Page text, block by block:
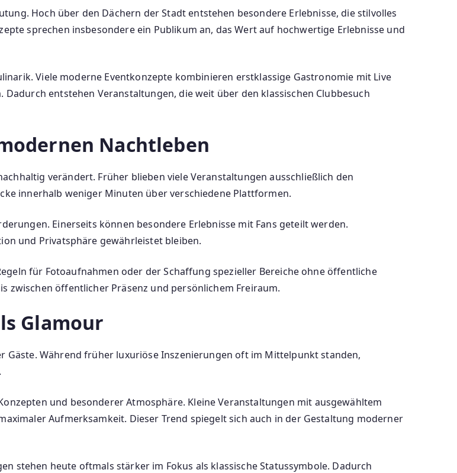
Hoch über den Dächern der Stadt entstehen besondere Erlebnisse, die stilvolles
sprechen insbesondere ein Publikum an, das Wert auf hochwertige Erlebnisse und
Viele moderne Eventkonzepte kombinieren erstklassige Gastronomie mit Live
entstehen Veranstaltungen, die weit über den klassischen Clubbesuch
Nachtleben
verändert. Früher blieben viele Veranstaltungen ausschließlich den
innerhalb weniger Minuten über verschiedene Plattformen.
Einerseits können besondere Erlebnisse mit Fans geteilt werden.
und Privatsphäre gewährleistet bleiben.
für Fotoaufnahmen oder der Schaffung spezieller Bereiche ohne öffentliche
zwischen öffentlicher Präsenz und persönlichem Freiraum.
Glamour
Gäste. Während früher luxuriöse Inszenierungen oft im Mittelpunkt standen,
und besonderer Atmosphäre. Kleine Veranstaltungen mit ausgewähltem
Aufmerksamkeit. Dieser Trend spiegelt sich auch in der Gestaltung moderner
stehen heute oftmals stärker im Fokus als klassische Statussymbole. Dadurch